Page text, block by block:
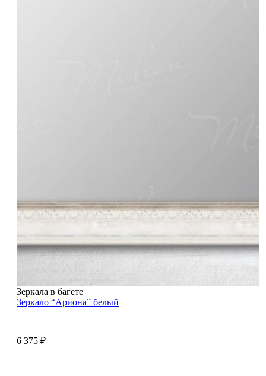
Зеркала в багете
Зеркало “Ариона” белый
6 375 ₽